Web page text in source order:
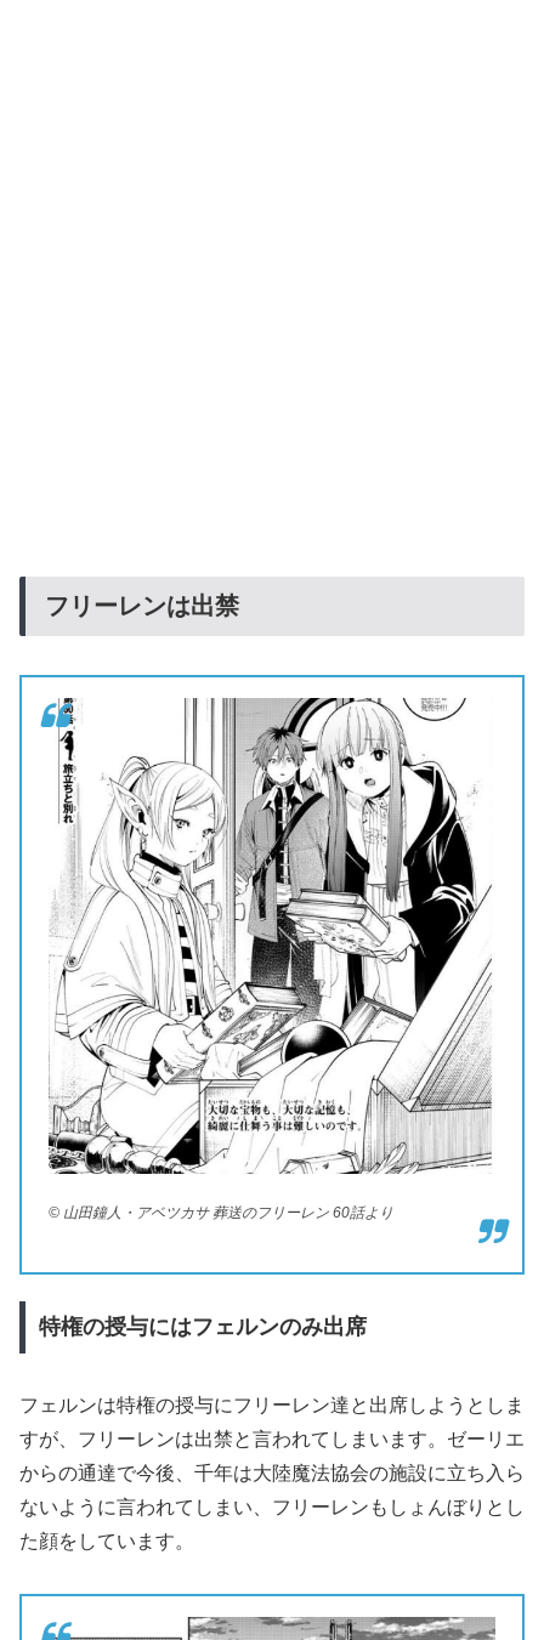
フリーレンは出禁
© 山田鐘人・アベツカサ 葬送のフリーレン 60話より
特権の授与にはフェルンのみ出席
フェルンは特権の授与にフリーレン達と出席しようとしま
すが、フリーレンは出禁と言われてしまいます。ゼーリエ
からの通達で今後、千年は大陸魔法協会の施設に立ち入ら
ないように言われてしまい、フリーレンもしょんぼりとし
た顔をしています。